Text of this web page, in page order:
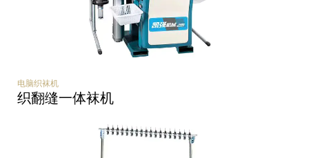
电脑织袜机
织翻缝一体袜机